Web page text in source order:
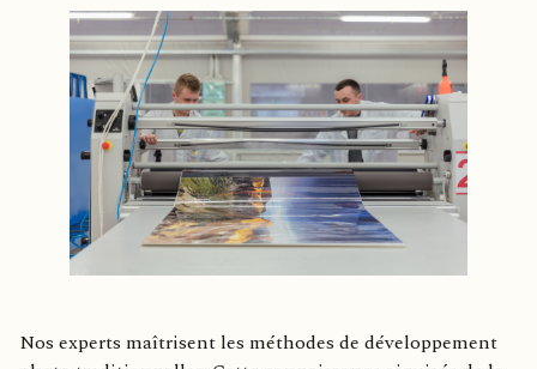
Nos experts maîtrisent les méthodes de développement